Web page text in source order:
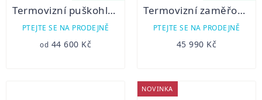
Termovizní puškohled PARD TS31 LRF
PTEJTE SE NA PRODEJNĚ
od 44 600 Kč
Termovizní zaměřovač Talion XQ38
PTEJTE SE NA PRODEJNĚ
45 990 Kč
NOVINKA